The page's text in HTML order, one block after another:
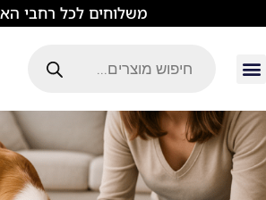
משלוחים לכל רחבי